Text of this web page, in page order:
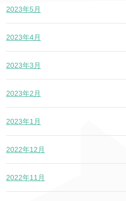
2023年5月
2023年4月
2023年3月
2023年2月
2023年1月
2022年12月
2022年11月